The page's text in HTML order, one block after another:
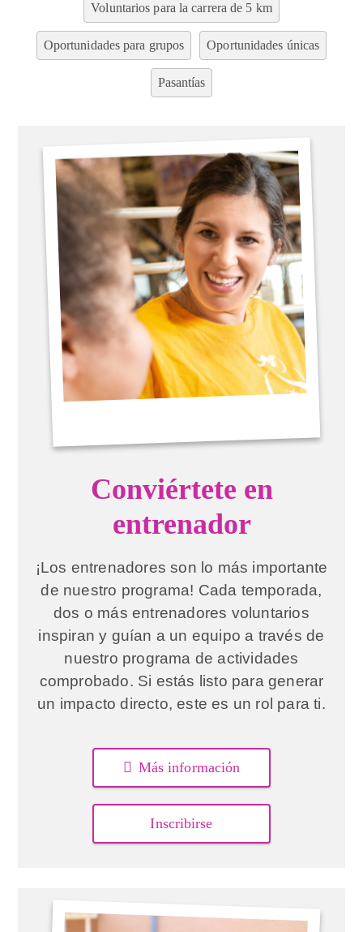
Voluntarios para la carrera de 5 km
Oportunidades para grupos Oportunidades únicas
Pasantías
Conviértete en
entrenador
¡Los entrenadores son lo más importante
de nuestro programa! Cada temporada,
dos o más entrenadores voluntarios
inspiran y guían a un equipo a través de
nuestro programa de actividades
comprobado. Si estás listo para generar
un impacto directo, este es un rol para ti.
Más información
Inscribirse